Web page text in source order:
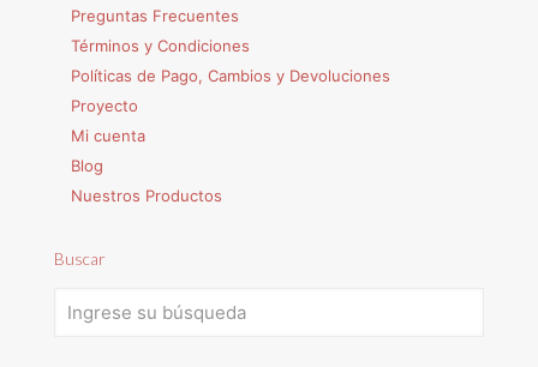
Preguntas Frecuentes
Términos y Condiciones
Políticas de Pago, Cambios y Devoluciones
Proyecto
Mi cuenta
Blog
Nuestros Productos
Buscar